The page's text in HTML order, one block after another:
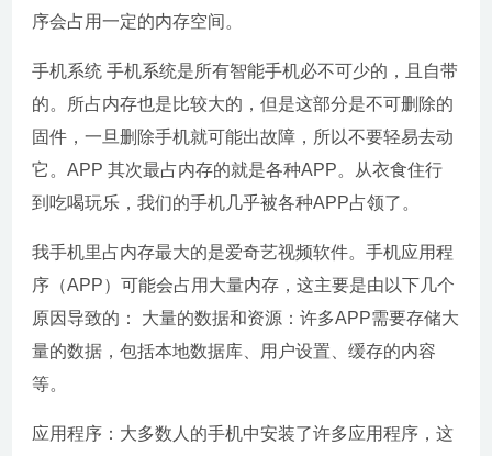
序会占用一定的内存空间。
手机系统 手机系统是所有智能手机必不可少的，且自带
的。所占内存也是比较大的，但是这部分是不可删除的
固件，一旦删除手机就可能出故障，所以不要轻易去动
它。APP 其次最占内存的就是各种APP。从衣食住行
到吃喝玩乐，我们的手机几乎被各种APP占领了。
我手机里占内存最大的是爱奇艺视频软件。手机应用程
序（APP）可能会占用大量内存，这主要是由以下几个
原因导致的： 大量的数据和资源：许多APP需要存储大
量的数据，包括本地数据库、用户设置、缓存的内容
等。
应用程序：大多数人的手机中安装了许多应用程序，这